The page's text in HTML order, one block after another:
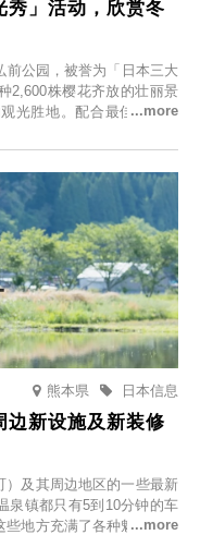
秀」活动，欣赏冬
前公园，被誉为「日本三大
2,600株樱花齐放的壮丽景
光胜地。配合最佳观雪时
熊本県 日本信息
边新设施及新装修
及其周边地区的一些最新
泉镇都只有5到10分钟的车
些地方充满了各种魅力，包